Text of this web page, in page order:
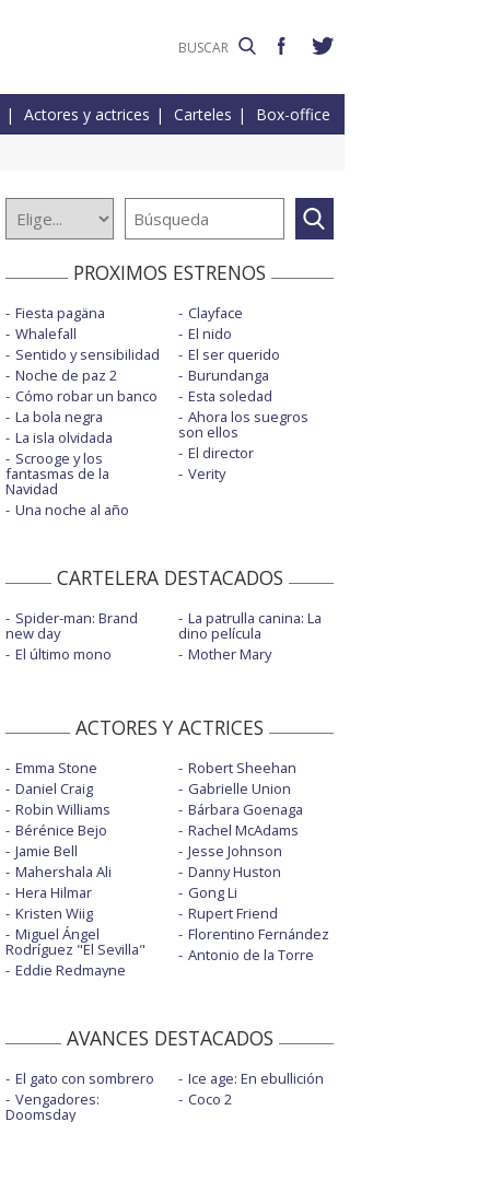
Actores y actrices Carteles Box-office
PROXIMOS ESTRENOS
Fiesta pagäna
Whalefall
Sentido y sensibilidad
Noche de paz 2
Cómo robar un banco
La bola negra
La isla olvidada
Scrooge y los
fantasmas de la
Navidad
Una noche al año
Clayface
El nido
El ser querido
Burundanga
Esta soledad
Ahora los suegros
son ellos
El director
Verity
CARTELERA DESTACADOS
Spider-man: Brand
new day
El último mono
La patrulla canina: La
dino película
Mother Mary
ACTORES Y ACTRICES
Emma Stone
Daniel Craig
Robin Williams
Bérénice Bejo
Jamie Bell
Mahershala Ali
Hera Hilmar
Kristen Wiig
Miguel Ángel
Rodríguez "El Sevilla"
Eddie Redmayne
Robert Sheehan
Gabrielle Union
Bárbara Goenaga
Rachel McAdams
Jesse Johnson
Danny Huston
Gong Li
Rupert Friend
Florentino Fernández
Antonio de la Torre
AVANCES DESTACADOS
El gato con sombrero
Vengadores:
Doomsday
Ice age: En ebullición
Coco 2